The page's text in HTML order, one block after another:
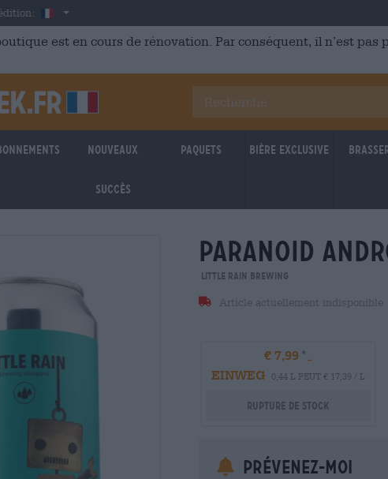
France
est en cours de rénovation. Par conséquent, il n’est pas
Nouveaux
succès
Paquets Bière Exclusive
Untappd: 4,13
paranoid
Little Rain Brewing
Article actuellement indisponible
€ 7,99
EINWEG
0,44 L PEUT € 17,39 / L
Rupture de stock
Prévenez-moi